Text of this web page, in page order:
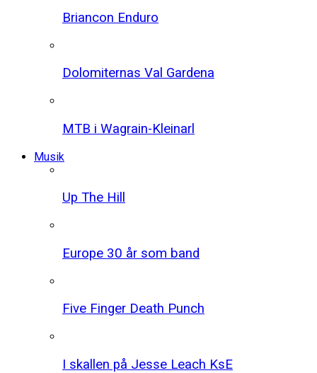
Briancon Enduro
Dolomiternas Val Gardena
MTB i Wagrain-Kleinarl
Musik
Up The Hill
Europe 30 år som band
Five Finger Death Punch
I skallen på Jesse Leach KsE